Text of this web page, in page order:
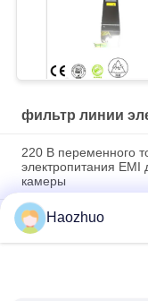
фильтр линии
220 В переменного
электропитания EMI
камеры
1p 50 60 Гц 16а
фильтр постоянного
безэховая камера
70A 500VAC EMC
Haozhuo